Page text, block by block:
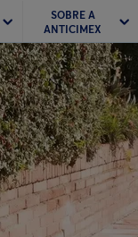
SOBRE A
ANTICIMEX